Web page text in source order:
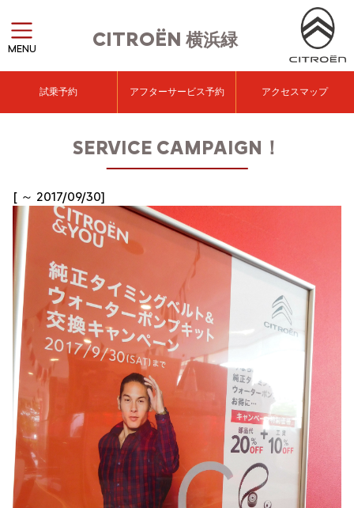
CITROËN 横浜緑
MENU
試乗予約 アフターサービス予約 アクセスマップ
SERVICE CAMPAIGN！
[ ～ 2017/09/30]